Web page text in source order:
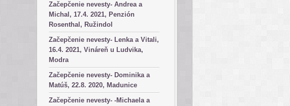
Začepčenie nevesty- Andrea a
Michal, 17.4. 2021, Penzión
Rosenthal, Ružindol
Začepčenie nevesty- Lenka a Vitali,
16.4. 2021, Vináreň u Ludvika,
Modra
Začepčenie nevesty- Dominika a
Matúš, 22.8. 2020, Madunice
Začepčenie nevesty- -Michaela a